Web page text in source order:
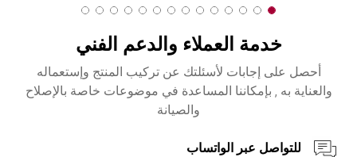
7 of 14
8 of 14
9 of 14
10 of 14
11 of 14
12 of 14
13 of 14
14 of 14
خدمة العملاء والدعم الفني
أحصل على إجابات لأسئلتك عن تركيب المنتج وإستعماله
والعناية به , بإمكاننا المساعدة في موضوعات خاصة بالإصلاح
والصيانة
للتواصل عبر الواتساب